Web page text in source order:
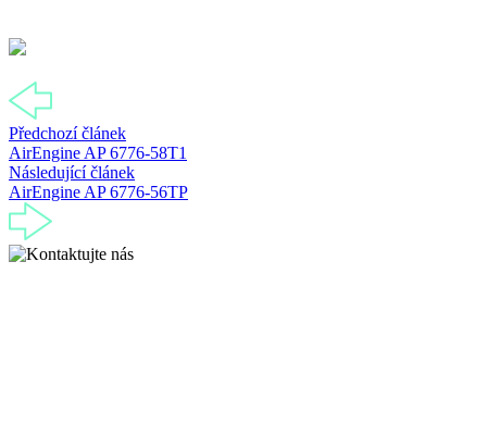
Předchozí článek
AirEngine AP 6776-58T1
Následující článek
AirEngine AP 6776-56TP